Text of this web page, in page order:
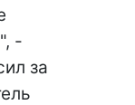
-
за